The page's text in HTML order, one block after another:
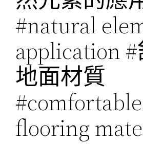
#natural
application
地面材質
#comfortable
flooring